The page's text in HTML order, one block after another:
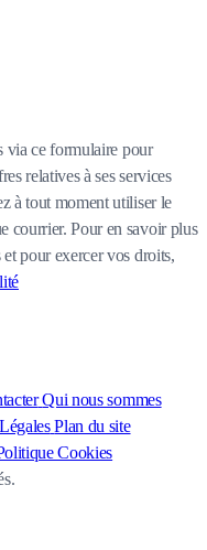
via ce formulaire pour
relatives à ses services
à tout moment utiliser le
courrier. Pour en savoir plus
pour exercer vos droits,
Qui nous sommes
Plan du site
Cookies